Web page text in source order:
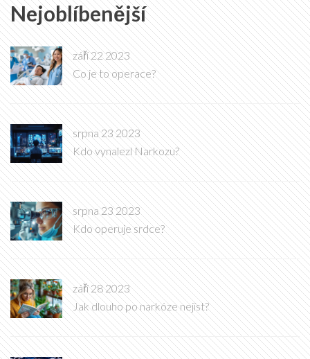
Nejoblíbenější
září 22 2023
Co je to operace?
srpna 23 2023
Kdo vynalezl Narkozu?
srpna 23 2023
Kdo operuje srdce?
září 28 2023
Jak dlouho po narkóze nejíst?